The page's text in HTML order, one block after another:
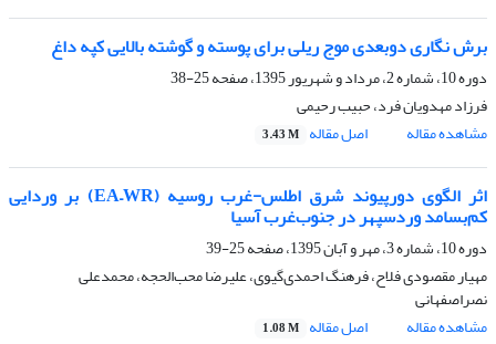
برش نگاری دوبعدی موج ریلی برای پوسته و گوشته بالایی کپه داغ
دوره 10، شماره 2، مرداد و شهریور 1395، صفحه
25-38
فرزاد مهدویان فرد، حبیب رحیمی
مشاهده مقاله
اصل مقاله 3.43 M
اثر الگوی دورپیوند شرق اطلس-غرب روسیه (EA–WR) بر وردایی
کم‌بسامد وردسپهر در جنوب‌غرب آسیا
دوره 10، شماره 3، مهر و آبان 1395، صفحه
25-39
مهیار مقصودی فلاح، فرهنگ احمدی‌گیوی، علیرضا محب‌الحجه، محمدعلی
نصراصفهانی
مشاهده مقاله
اصل مقاله 1.08 M